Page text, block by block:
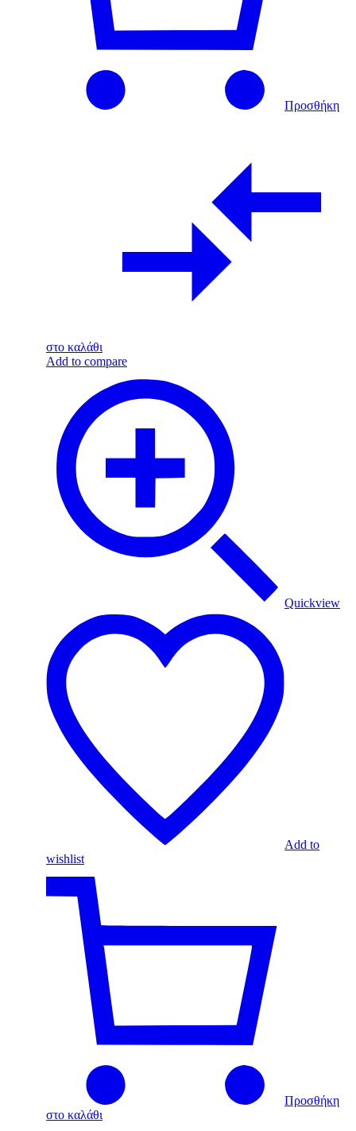
Προσθήκη
στο καλάθι
Add to compare
Quickview
Add to
wishlist
Προσθήκη
στο καλάθι